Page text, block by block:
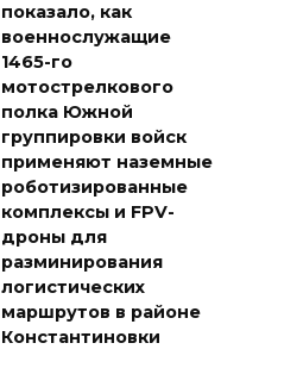
показало, как
военнослужащие
1465-го
мотострелкового
полка Южной
группировки войск
применяют наземные
роботизированные
комплексы и FPV-
дроны для
разминирования
логистических
маршрутов в районе
Константиновки